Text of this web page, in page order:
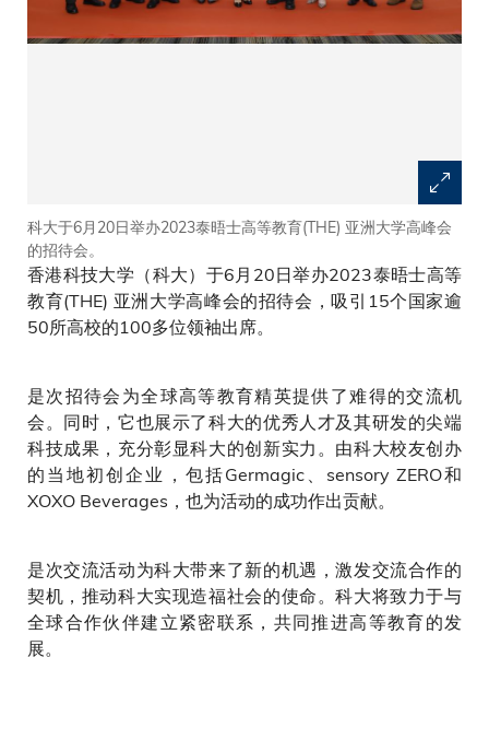
科大于6月20日举办2023泰晤士高等教育(THE) 亚洲大学高峰会
的招待会。
香港科技大学（科大）于6月20日举办2023泰晤士高等
教育(THE) 亚洲大学高峰会的招待会，吸引15个国家逾
50所高校的100多位领袖出席。
是次招待会为全球高等教育精英提供了难得的交流机
会。同时，它也展示了科大的优秀人才及其研发的尖端
科技成果，充分彰显科大的创新实力。由科大校友创办
的当地初创企业，包括Germagic、sensory ZERO和
XOXO Beverages，也为活动的成功作出贡献。
是次交流活动为科大带来了新的机遇，激发交流合作的
契机，推动科大实现造福社会的使命。科大将致力于与
全球合作伙伴建立紧密联系，共同推进高等教育的发
展。